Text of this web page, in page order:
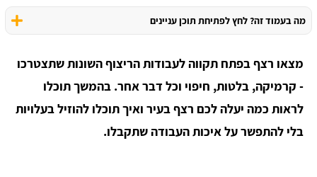
מה בעמוד זה? לחץ לפתיחת תוכן עניינים
מצאו רצף בפתח תקווה לעבודות הריצוף השונות שתצטרכו
- קרמיקה, בלטות, חיפוי וכל דבר אחר. בהמשך תוכלו
לראות כמה יעלה לכם רצף בעיר ואיך תוכלו להוזיל בעלויות
בלי להתפשר על איכות העבודה שתקבלו.